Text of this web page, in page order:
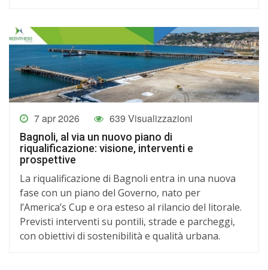
7 apr 2026 639 Visualizzazioni
Bagnoli, al via un nuovo piano di
riqualificazione: visione, interventi e
prospettive
La riqualificazione di Bagnoli entra in una nuova
fase con un piano del Governo, nato per
l’America’s Cup e ora esteso al rilancio del litorale.
Previsti interventi su pontili, strade e parcheggi,
con obiettivi di sostenibilità e qualità urbana.